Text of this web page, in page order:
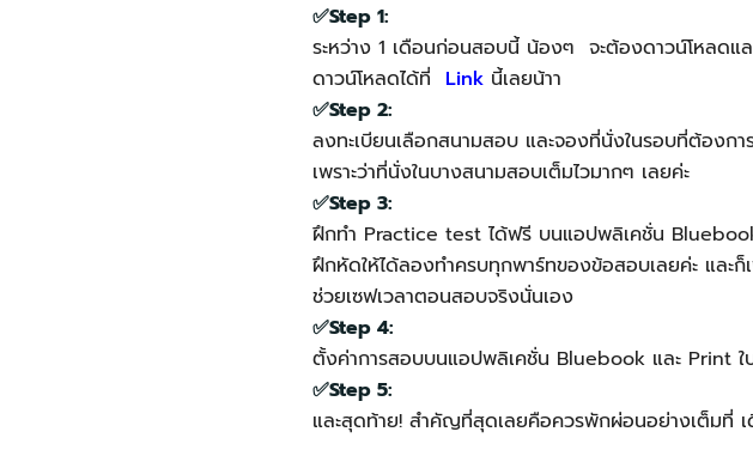
✅Step 1:
ระหว่าง 1 เดือนก่อนสอบนี้ น้องๆ จะต้องดาวน์โหลด
ดาวน์โหลดได้ที่ Link นี้เลยน้าา
✅Step 2:
ลงทะเบียนเลือกสนามสอบ และจองที่นั่งในรอบที่ต้องก
เพราะว่าที่นั่งในบางสนามสอบเต็มไวมากๆ เลยค่ะ
✅Step 3:
ฝึกทำ Practice test ได้ฟรี บนแอปพลิเคชั่น
ฝึกหัดให้ได้ลองทำครบทุกพาร์ทของข้อสอบเลยค่ะ แล
ช่วยเซฟเวลาตอนสอบจริงนั่นเอง
✅Step 4:
ตั้งค่าการสอบบนแอปพลิเคชั่น Bluebook และ Print
✅Step 5:
และสุดท้าย! สำคัญที่สุดเลยคือควรพักผ่อนอย่างเต็มที่ เ